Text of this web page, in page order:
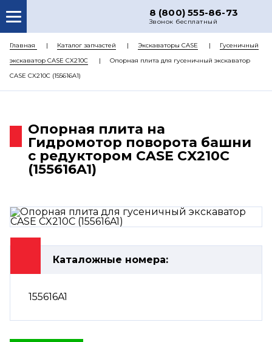
8 (800) 555-86-73
Звонок бесплатный
О НАС
КАТАЛОГ ЗАПЧАСТЕЙ
РЕМОНТ
ЦЕНЫ
КОНТАКТЫ
Главная Каталог запчастей Экскаваторы CASE
Гусеничный
экскаватор CASE CX210C
Опорная плита для гусеничный экскаватор
CASE CX210C (155616A1)
Опорная плита на
Гидромотор поворота башни
с редуктором CASE CX210C
(155616A1)
Каталожные номера:
155616A1